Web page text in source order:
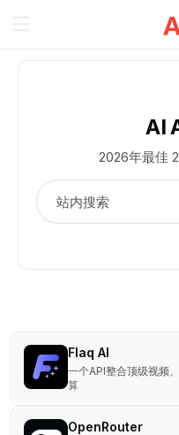
AI
2026年最佳
Flaq AI
一个API整合顶级视频
算
OpenRouter